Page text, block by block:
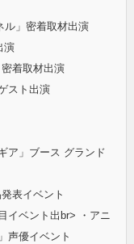
ル」密着取材出演
演
着取材出演
スト出演
ア」ブース グランド
表イベント
イベント出br> ・アニ
声優イベント